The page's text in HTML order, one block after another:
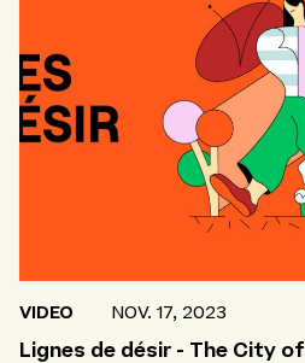
VIDEO NOV. 17, 2023
Lignes de désir - The City of